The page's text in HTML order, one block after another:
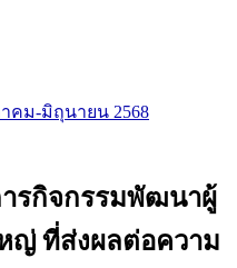
คม-มิถุนายน 2568
รกิจกรรมพัฒนาผู้
ญ่ ที่ส่งผลต่อความ